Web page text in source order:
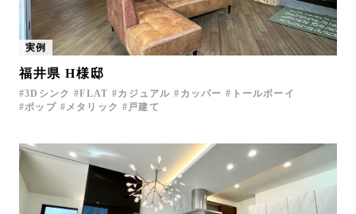
実例
福井県 H様邸
3Dシンク FLAT カジュアル カッパー
トールボーイ
ポップ
メタリック 戸建て